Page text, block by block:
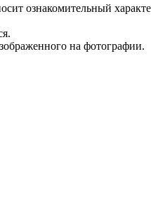
ознакомительный
на фотографии.